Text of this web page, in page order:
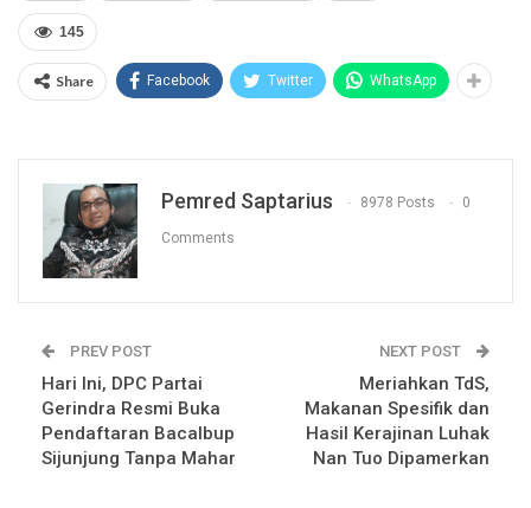
145
Share Facebook Twitter WhatsApp
Pemred Saptarius 8978 Posts 0
Comments
PREV POST
Hari Ini, DPC Partai
Gerindra Resmi Buka
Pendaftaran Bacalbup
Sijunjung Tanpa Mahar
NEXT POST
Meriahkan TdS,
Makanan Spesifik dan
Hasil Kerajinan Luhak
Nan Tuo Dipamerkan